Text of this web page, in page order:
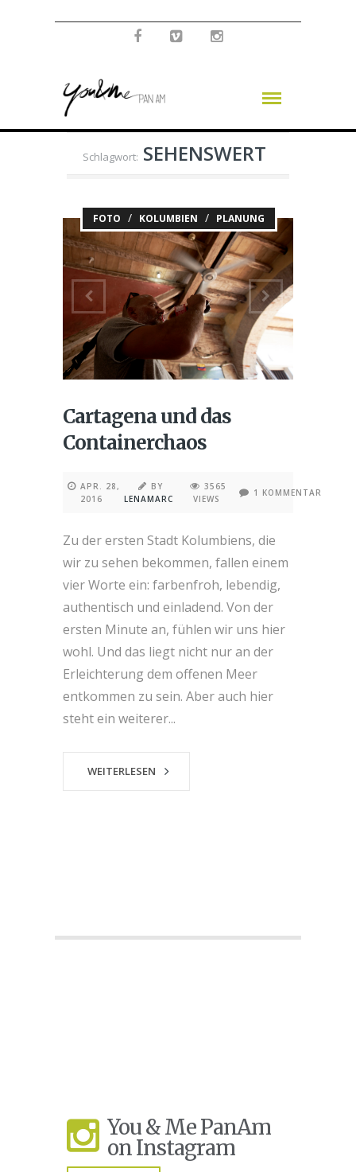
Schlagwort: SEHENSWERT
FOTO / KOLUMBIEN / PLANUNG
Cartagena und das
Containerchaos
APR. 28,
2016
BY
LENAMARC
3565
VIEWS
1 KOMMENTAR
Zu der ersten Stadt Kolumbiens, die
wir zu sehen bekommen, fallen einem
vier Worte ein: farbenfroh, lebendig,
authentisch und einladend. Von der
ersten Minute an, fühlen wir uns hier
wohl. Und das liegt nicht nur an der
Erleichterung dem offenen Meer
entkommen zu sein. Aber auch hier
steht ein weiterer...
WEITERLESEN
You & Me PanAm
on Instagram